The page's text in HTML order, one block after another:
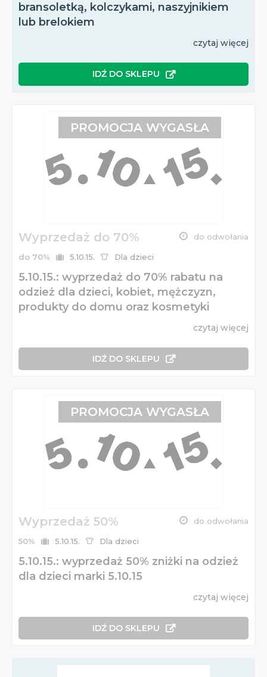
bransoletką, kolczykami, naszyjnikiem
lub brelokiem
czytaj więcej
IDŹ DO SKLEPU
Wyprzedaż do 70% do odwołania
do 70% 5.10.15. Dla dzieci
5.10.15.: wyprzedaż do 70% rabatu na
odzież dla dzieci, kobiet, mężczyzn,
produkty do domu oraz kosmetyki
czytaj więcej
IDŹ DO SKLEPU
PROMOCJA WYGASŁA
Wyprzedaż 50% do odwołania
50% 5.10.15. Dla dzieci
5.10.15.: wyprzedaż 50% zniżki na odzież
dla dzieci marki 5.10.15
czytaj więcej
IDŹ DO SKLEPU
PROMOCJA WYGASŁA